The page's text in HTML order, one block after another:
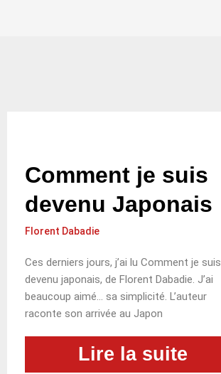
Comment je suis
devenu Japonais
Florent Dabadie
Ces derniers jours, j’ai lu Comment je suis
devenu japonais, de Florent Dabadie. J’ai
beaucoup aimé… sa simplicité. L’auteur
raconte son arrivée au Japon
Lire la suite